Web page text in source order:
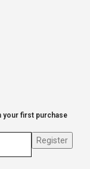
your first purchase